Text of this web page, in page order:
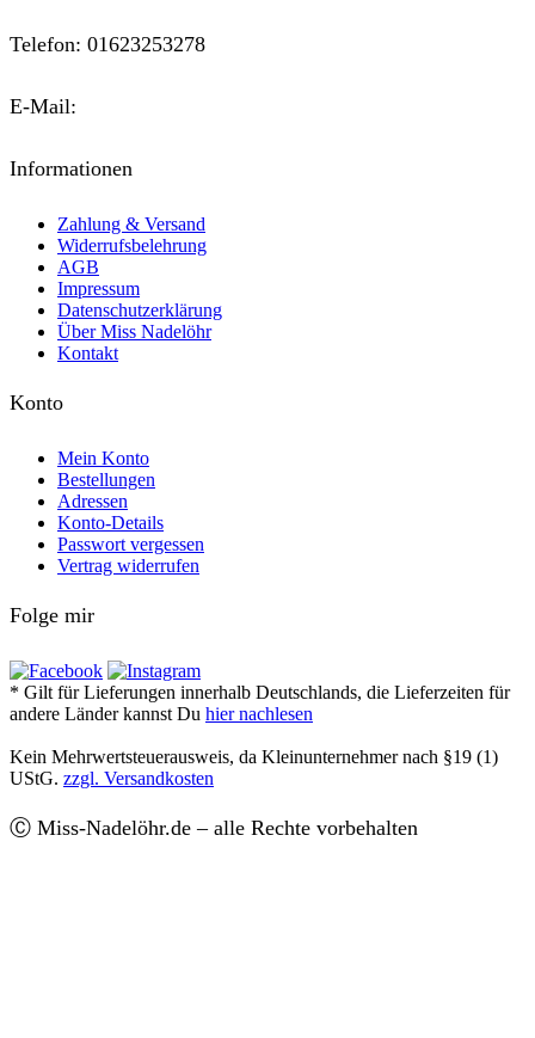
Telefon: 01623253278
E-Mail:
Informationen
Zahlung & Versand
Widerrufsbelehrung
AGB
Impressum
Datenschutzerklärung
Über Miss Nadelöhr
Kontakt
Konto
Mein Konto
Bestellungen
Adressen
Konto-Details
Passwort vergessen
Vertrag widerrufen
Folge mir
* Gilt für Lieferungen innerhalb Deutschlands, die Lieferzeiten für
andere Länder kannst Du hier nachlesen
Kein Mehrwertsteuerausweis, da Kleinunternehmer nach §19 (1)
UStG. zzgl. Versandkosten
Ⓒ Miss-Nadelöhr.de – alle Rechte vorbehalten